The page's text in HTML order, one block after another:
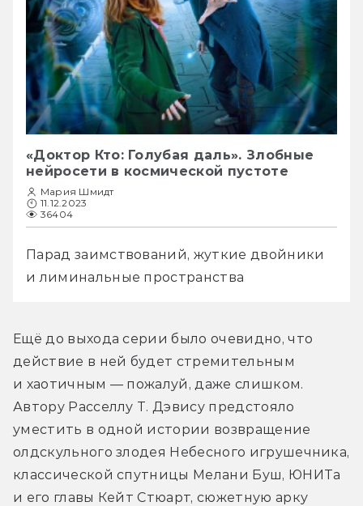
«Доктор Кто: Голубая даль». Злобные
нейросети в космической пустоте
Мария Шмидт
11.12.2023
36404
Парад заимствований, жуткие двойники
и лиминальные пространства
Ещё до выхода серии было очевидно, что
действие в ней будет стремительным
и хаотичным — пожалуй, даже слишком.
Автору Расселлу Т. Дэвису предстояло
уместить в одной истории возвращение
олдскульного злодея Небесного игрушечника,
классической спутницы Мелани Буш, ЮНИТа
и его главы Кейт Стюарт, сюжетную арку